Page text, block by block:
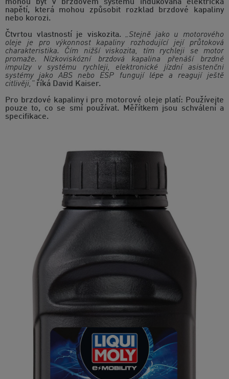
mohou být v brzdovém systému indukována elektrická
napětí, která mohou způsobit rozklad brzdové kapaliny
nebo korozi.
Čtvrtou vlastností je viskozita. „Stejně jako u motorového
oleje je pro výkonnost kapaliny rozhodující její průtoková
charakteristika. Čím nižší viskozita, tím rychleji se motor
promaže. Nízkoviskózní brzdová kapalina přenáší brzdné
impulzy v systému rychleji, elektronické jízdní asistenční
systémy jako ABS nebo ESP fungují lépe a reagují ještě
citlivěji,"říká David Kaiser.
Pro brzdové kapaliny i pro motorové oleje platí: Používejte
pouze to, co se smí používat. Měřítkem jsou schválení a
specifikace.